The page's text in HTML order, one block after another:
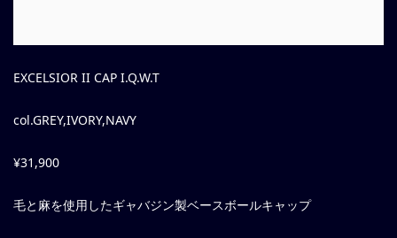
EXCELSIOR II CAP I.Q.W.T
col.GREY,IVORY,NAVY
¥31,900
毛と麻を使用したギャバジン製ベースボールキャップ